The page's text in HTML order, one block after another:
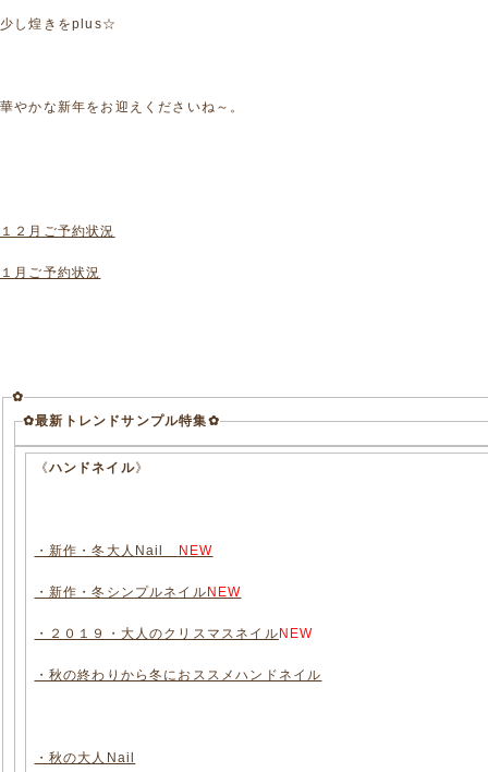
少し煌きをplus☆
華やかな新年をお迎えくださいね～。
１２月ご予約状況
１月ご予約状況
✿
✿最新トレンドサンプル特集✿
《ハンドネイル》
・新作・冬大人Nail NEW
・新作・冬シンプルネイルNEW
・２０１９・大人のクリスマスネイルNEW
・秋の終わりから冬におススメハンドネイル
・秋の大人Nail